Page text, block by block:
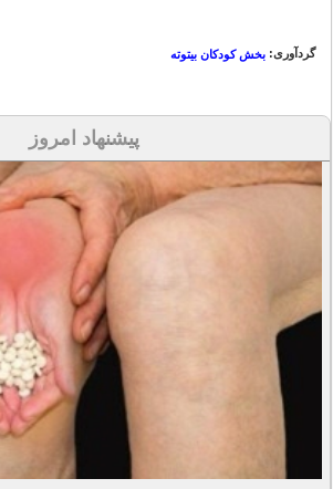
گردآوری: بخش کودکان بیتوته
پیشنهاد امروز